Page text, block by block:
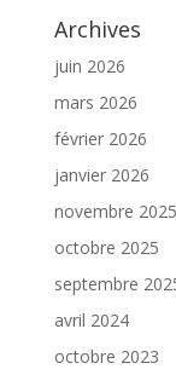
Archives
juin 2026
mars 2026
février 2026
janvier 2026
novembre 2025
octobre 2025
septembre
avril 2024
octobre 2023